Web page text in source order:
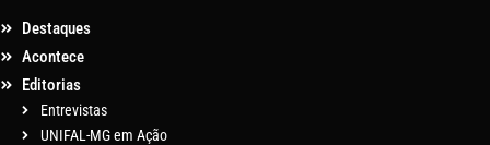
Destaques
Acontece
Editorias
Entrevistas
UNIFAL-MG em Ação